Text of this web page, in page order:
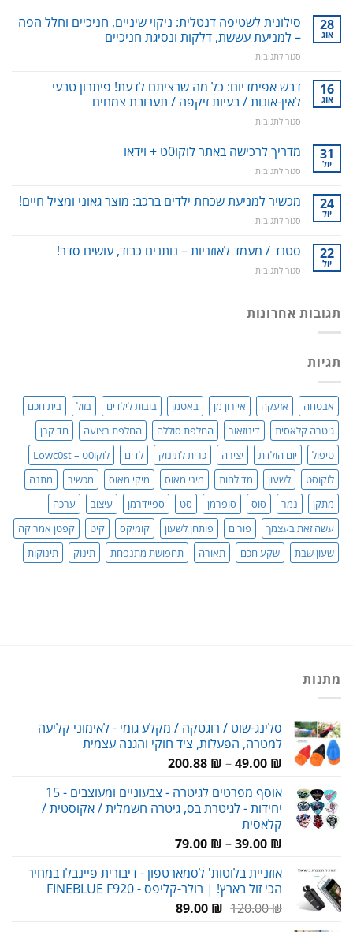
28
אוג
סילונית לשטיפה דנטלית: ניקוי שיניים, חניכיים וחלל הפה
– למניעת עששת, דלקות ונסיגת חניכיים
סגור לתגובותעל
לשטיפה
דנטלית:
ניקוי
שיניים,
וחלל
–
עששת,
דלקות
16
אוג
דבש אפימדיום: כל מה שרציתם לדעת! פיתרון טבעי
לאין-אונות / בעיות זיקפה / תערובת צמחים
סגור לתגובותעל
אפימדיום:
כל
מה
לדעת!
טבעי
/
בעיות
תערובת
צמחים
31
יול
מדריך לרכישה באתר לוקו0ט + וידאו
סגור לתגובותעל
לרכישה
באתר
וידאו
24
יול
מכשיר למניעת שכחת ילדים ברכב: מוצר גאוני ומציל חיים!
סגור לתגובותעל
למניעת
שכחת
ילדים
גאוני
22
יול
סטנד / מעמד לאוזניות – נותנים כבוד, עושים סדר!
סגור לתגובותעל
מעמדתגובות אחרונות
תגיות
אבטחה אזעקה איירון מן באטמן בובות לילדים בזול
בית חכם
גיטרה קלאסית
דינוזאור החלפת סוללה החלפת רצועה
חד קרן
טיפול
יום הולדת יצירה כרית לתינוק לדים
לוקו0ט – Lowc0st
לוקוסט
לשעון מד לחות מיני מאוס מיקי מאוס מכשיר
מתנה
מתקן
נמר סוס סופרמן סט ספיידרמן עיצוב
ערכה
עשה זאת בעצמך
פורים פותחן לשעון קומיקס קיט
קפטן אמריקה
שעון שבת
שקע חכם תאורה תחפושת מתנפחת תינוק תינוקות
מתנות
סלינג-שוט / רוגטקה / מקלע גומי - לאימוני קליעה
למטרה, הפעלות, ציד חוקי והגנה עצמית
49.00 ₪
–
200.88 ₪
טווח
עד
אוסף מפרטים לגיטרה - צבעוניים ומעוצבים - 15
יחידות - לגיטרת בס, גיטרה חשמלית / אקוסטית /
קלאסית
39.00 ₪
–
79.00 ₪
טווח
עד
אוזניית בלוטות' לסמארטפון - דיבורית פיינבלו במחיר
הכי זול בארץ! | רולר-קליפס - FINEBLUE F920
120.00₪
המחיר89.00 ₪
המחיר